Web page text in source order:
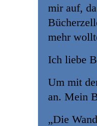
mir auf,
mehr
Ich liebe
Um mit
an. Mein
„Die